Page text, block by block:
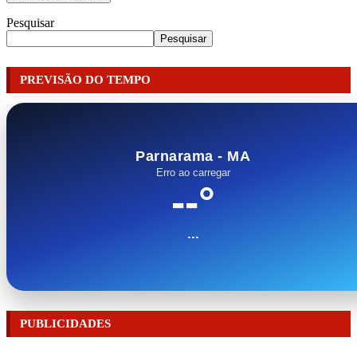
Pesquisar
Pesquisar
PREVISÃO DO TEMPO
Parnarama - MA
Erro ao carregar
--°
...
PUBLICIDADES